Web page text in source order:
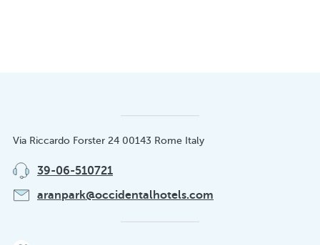
Via Riccardo Forster 24 00143 Rome Italy
39-06-510721
aranpark@occidentalhotels.com